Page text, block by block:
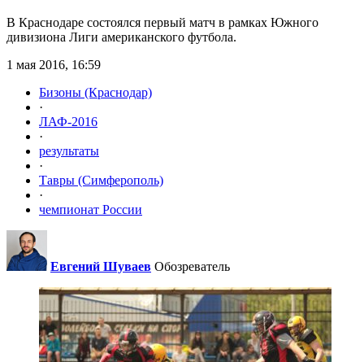
В Краснодаре состоялся первый матч в рамках Южного
дивизиона Лиги американского футбола.
1 мая 2016, 16:59
Бизоны (Краснодар)
·
ЛАФ-2016
·
результаты
·
Тавры (Симферополь)
·
чемпионат России
Евгений Шуваев Обозреватель